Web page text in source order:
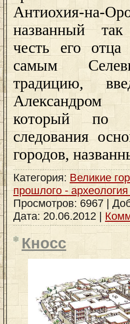
Антиохия-на-
названный
честь его
самым
традицию,
который по
следования
городов,
Категория: Великие
прошлого -
Просмотров: 6967 |
Дата: 20.06.2012
Кносс